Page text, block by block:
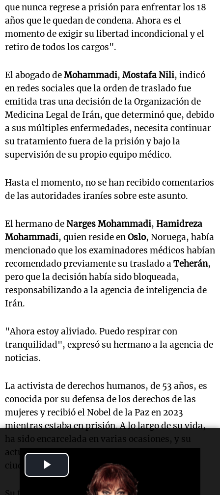
Video
que nunca regrese a prisión para enfrentar los 18
años que le quedan de condena. Ahora es el
momento de exigir su libertad incondicional y el
retiro de todos los cargos".
El abogado deMohammadi, Mostafa Nili, indicó
en redes sociales que la orden de traslado fue
emitida tras una decisión de la Organización de
Medicina Legal de Irán, que determinó que, debido
a sus múltiples enfermedades, necesita continuar
su tratamiento fuera de la prisión y bajo la
supervisión de su propio equipo médico.
Hasta el momento, no se han recibido comentarios
de las autoridades iraníes sobre este asunto.
El hermano deNarges Mohammadi, Hamidreza
Mohammadi, quien reside enOslo, Noruega, había
mencionado que los examinadores médicos habían
recomendado previamente su traslado aTeherán,
pero que la decisión había sido bloqueada,
responsabilizando a la agencia de inteligencia de
Irán.
"Ahora estoy aliviado. Puedo respirar con
tranquilidad", expresó su hermano a la agencia de
noticias.
La activista de derechos humanos, de 53 años, es
conocida por su defensa de los derechos de las
mujeres y recibió el Nobel de la Paz en 2023
mientras estaba en prisión. A lo largo de su vida,
ha sido encarcelada en varias ocasiones, y su
actual detención se inició tras su arresto en la
ciudad deMashhad , en el noreste de Irán.